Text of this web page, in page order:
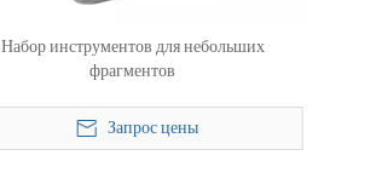
Набор инструментов для небольших
фрагментов
Запрос цены